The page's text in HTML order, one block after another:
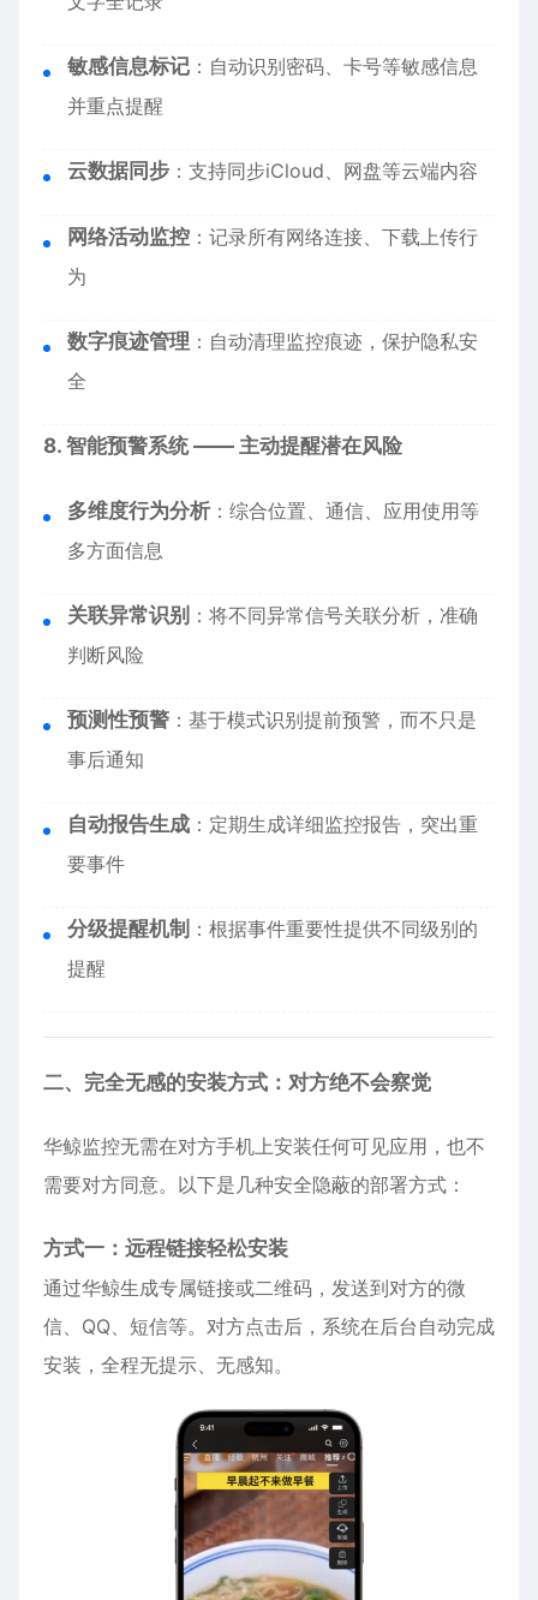
敏感信息标记 ：自动识别密码、卡号等敏感信息
并重点提醒
云数据同步 ：支持同步iCloud、网盘等云端内容
网络活动监控 ：记录所有网络连接、下载上传行
为
数字痕迹管理 ：自动清理监控痕迹，保护隐私安
全
8. 智能预警系统 —— 主动提醒潜在风险
多维度行为分析 ：综合位置、通信、应用使用等
多方面信息
关联异常识别 ：将不同异常信号关联分析，准确
判断风险
预测性预警 ：基于模式识别提前预警，而不只是
事后通知
自动报告生成 ：定期生成详细监控报告，突出重
要事件
分级提醒机制 ：根据事件重要性提供不同级别的
提醒
二、完全无感的安装方式：对方绝不会察觉
华鲸监控无需在对方手机上安装任何可见应用，也不
需要对方同意。以下是几种安全隐蔽的部署方式：
方式一：远程链接轻松安装
通过华鲸生成专属链接或二维码，发送到对方的微
信、QQ、短信等。对方点击后，系统在后台自动完成
安装，全程无提示、无感知。